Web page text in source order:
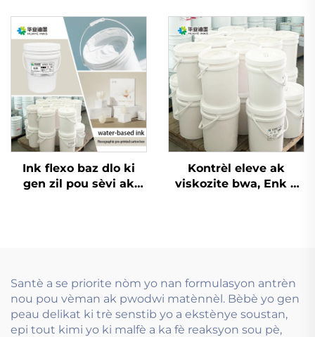
plastik ak materyal
empaquetaj
imprèmyon flexo dlo
ki bon an ka sèvi.
Ink flexo baz dlo ki
gen zil pou sèvi ak
Kontrèl eleve ak
viskozite bwa, Enk a
Santè a se priorite nòm yo nan formulasyon antrèn
nou pou vèman ak pwodwi matènnèl. Bèbè yo gen
peau delikat ki trè senstib yo a ekstènye soustan,
epi tout kimi yo ki malfè a ka fè reaksyon sou pè,